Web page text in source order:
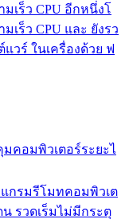
เร็ว CPU อีกหนึ่งโ
ร็ว CPU และ ยังรว
วร์ ในเครื่องด้วย ฟ
มคอมพิวเตอร์ระยะไ
แกรมรีโมทคอมพิวเต
รวดเร็มไม่มีกระตุ